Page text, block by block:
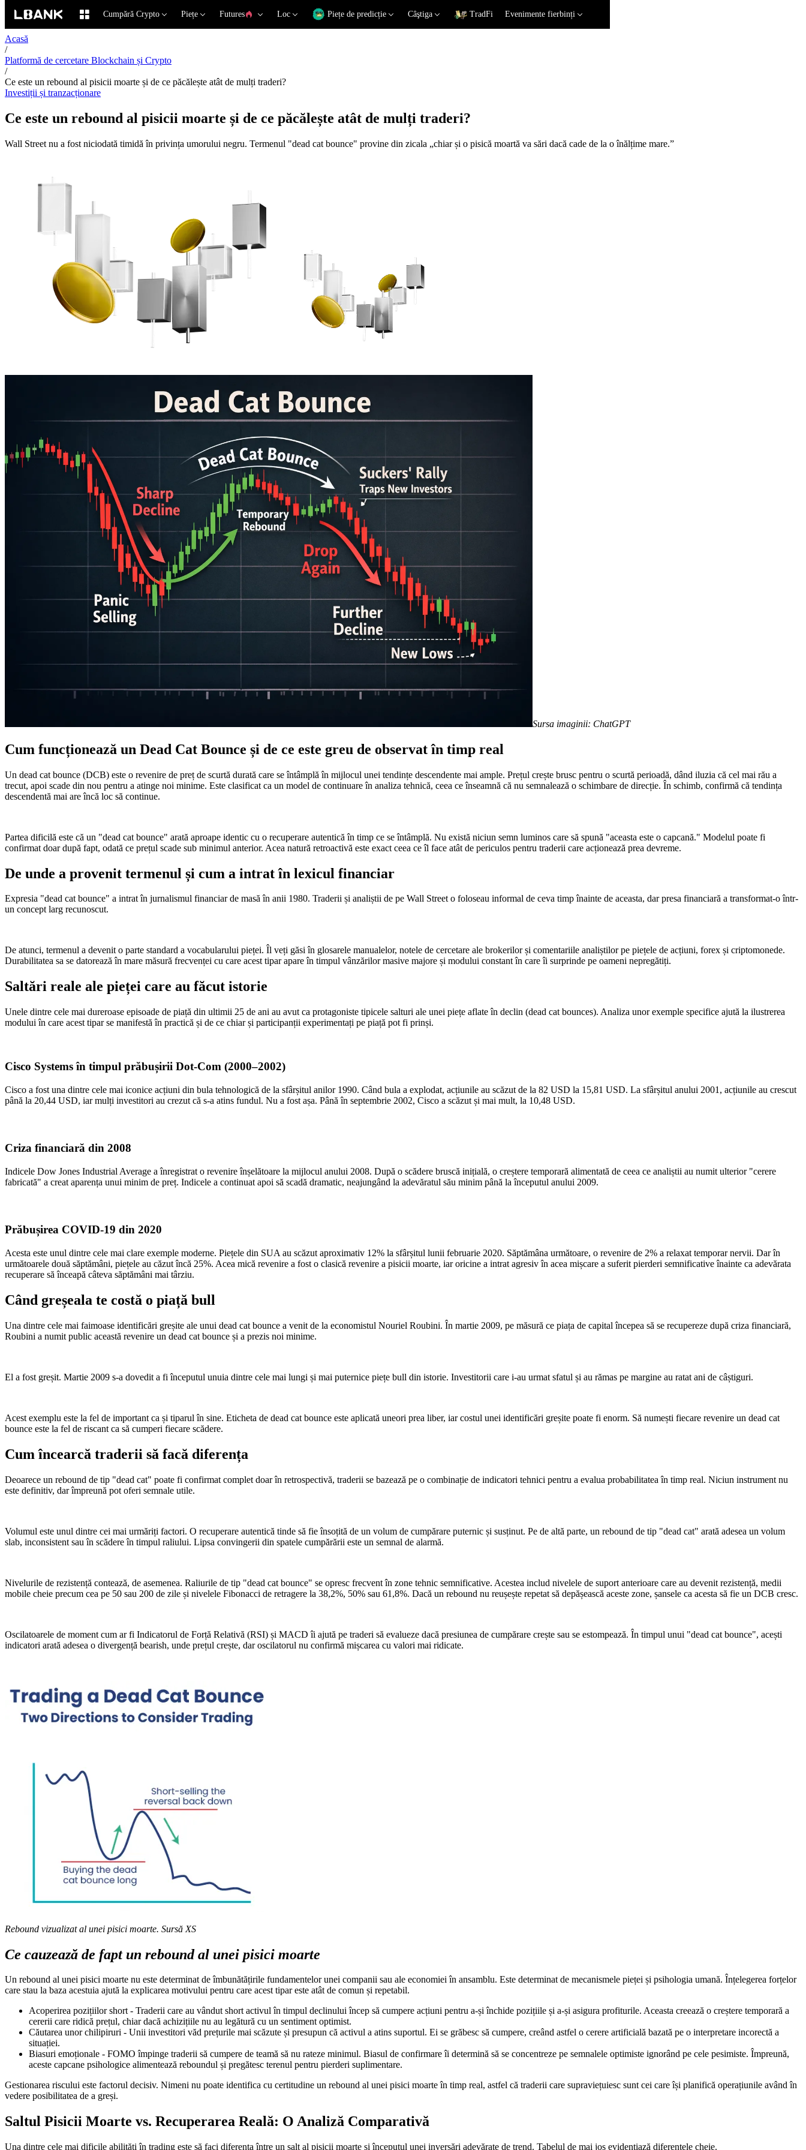
Cumpără Crypto Piețe Futures Loc Piețe de predicție Câştiga TradFi Evenimente fierbinți
Acasă
/
Platformă de cercetare Blockchain și Crypto
/
Ce este un rebound al pisicii moarte și de ce păcălește atât de mulți traderi?
Investiții și tranzacționare
Ce este un rebound al pisicii moarte și de ce păcălește atât de mulți traderi?
Wall Street nu a fost niciodată timidă în privința umorului negru. Termenul "dead cat bounce" provine din zicala „chiar și o pisică moartă va sări dacă cade de la o înălțime mare.”
Sursa imaginii: ChatGPT
Cum funcționează un Dead Cat Bounce și de ce este greu de observat în timp real
Un dead cat bounce (DCB) este o revenire de preț de scurtă durată care se întâmplă în mijlocul unei tendințe descendente mai ample. Prețul crește brusc pentru o scurtă perioadă, dând iluzia că cel mai rău a
trecut, apoi scade din nou pentru a atinge noi minime. Este clasificat ca un model de continuare în analiza tehnică, ceea ce înseamnă că nu semnalează o schimbare de direcție. În schimb, confirmă că tendința
descendentă mai are încă loc să continue.
Partea dificilă este că un "dead cat bounce" arată aproape identic cu o recuperare autentică în timp ce se întâmplă. Nu există niciun semn luminos care să spună "aceasta este o capcană." Modelul poate fi
confirmat doar după fapt, odată ce prețul scade sub minimul anterior. Acea natură retroactivă este exact ceea ce îl face atât de periculos pentru traderii care acționează prea devreme.
De unde a provenit termenul și cum a intrat în lexicul financiar
Expresia "dead cat bounce" a intrat în jurnalismul financiar de masă în anii 1980. Traderii și analiștii de pe Wall Street o foloseau informal de ceva timp înainte de aceasta, dar presa financiară a transformat-o într-
un concept larg recunoscut.
De atunci, termenul a devenit o parte standard a vocabularului pieței. Îl veți găsi în glosarele manualelor, notele de cercetare ale brokerilor și comentariile analiștilor pe piețele de acțiuni, forex și criptomonede.
Durabilitatea sa se datorează în mare măsură frecvenței cu care acest tipar apare în timpul vânzărilor masive majore și modului constant în care îi surprinde pe oameni nepregătiți.
Saltări reale ale pieței care au făcut istorie
Unele dintre cele mai dureroase episoade de piață din ultimii 25 de ani au avut ca protagoniste tipicele salturi ale unei piețe aflate în declin (dead cat bounces). Analiza unor exemple specifice ajută la ilustrerea
modului în care acest tipar se manifestă în practică și de ce chiar și participanții experimentați pe piață pot fi prinși.
Cisco Systems în timpul prăbușirii Dot-Com (2000–2002)
Cisco a fost una dintre cele mai iconice acțiuni din bula tehnologică de la sfârșitul anilor 1990. Când bula a explodat, acțiunile au scăzut de la 82 USD la 15,81 USD. La sfârșitul anului 2001, acțiunile au crescut
până la 20,44 USD, iar mulți investitori au crezut că s-a atins fundul. Nu a fost așa. Până în septembrie 2002, Cisco a scăzut și mai mult, la 10,48 USD.
Criza financiară din 2008
Indicele Dow Jones Industrial Average a înregistrat o revenire înșelătoare la mijlocul anului 2008. După o scădere bruscă inițială, o creștere temporară alimentată de ceea ce analiștii au numit ulterior "cerere
fabricată" a creat aparența unui minim de preț. Indicele a continuat apoi să scadă dramatic, neajungând la adevăratul său minim până la începutul anului 2009.
Prăbușirea COVID-19 din 2020
Acesta este unul dintre cele mai clare exemple moderne. Piețele din SUA au scăzut aproximativ 12% la sfârșitul lunii februarie 2020. Săptămâna următoare, o revenire de 2% a relaxat temporar nervii. Dar în
următoarele două săptămâni, piețele au căzut încă 25%. Acea mică revenire a fost o clasică revenire a pisicii moarte, iar oricine a intrat agresiv în acea mișcare a suferit pierderi semnificative înainte ca adevărata
recuperare să înceapă câteva săptămâni mai târziu.
Când greșeala te costă o piață bull
Una dintre cele mai faimoase identificări greșite ale unui dead cat bounce a venit de la economistul Nouriel Roubini. În martie 2009, pe măsură ce piața de capital începea să se recupereze după criza financiară,
Roubini a numit public această revenire un dead cat bounce și a prezis noi minime.
El a fost greșit. Martie 2009 s-a dovedit a fi începutul unuia dintre cele mai lungi și mai puternice piețe bull din istorie. Investitorii care i-au urmat sfatul și au rămas pe margine au ratat ani de câștiguri.
Acest exemplu este la fel de important ca și tiparul în sine. Eticheta de dead cat bounce este aplicată uneori prea liber, iar costul unei identificări greșite poate fi enorm. Să numești fiecare revenire un dead cat
bounce este la fel de riscant ca să cumperi fiecare scădere.
Cum încearcă traderii să facă diferența
Deoarece un rebound de tip "dead cat" poate fi confirmat complet doar în retrospectivă, traderii se bazează pe o combinație de indicatori tehnici pentru a evalua probabilitatea în timp real. Niciun instrument nu
este definitiv, dar împreună pot oferi semnale utile.
Volumul este unul dintre cei mai urmăriți factori. O recuperare autentică tinde să fie însoțită de un volum de cumpărare puternic și susținut. Pe de altă parte, un rebound de tip "dead cat" arată adesea un volum
slab, inconsistent sau în scădere în timpul raliului. Lipsa convingerii din spatele cumpărării este un semnal de alarmă.
Nivelurile de rezistență contează, de asemenea. Raliurile de tip "dead cat bounce" se opresc frecvent în zone tehnic semnificative. Acestea includ nivelele de suport anterioare care au devenit rezistență, medii
mobile cheie precum cea pe 50 sau 200 de zile și nivelele Fibonacci de retragere la 38,2%, 50% sau 61,8%. Dacă un rebound nu reușește repetat să depășească aceste zone, șansele ca acesta să fie un DCB cresc.
Oscilatoarele de moment cum ar fi Indicatorul de Forță Relativă (RSI) și MACD îi ajută pe traderi să evalueze dacă presiunea de cumpărare crește sau se estompează. În timpul unui "dead cat bounce", acești
indicatori arată adesea o divergență bearish, unde prețul crește, dar oscilatorul nu confirmă mișcarea cu valori mai ridicate.
Rebound vizualizat al unei pisici moarte. Sursă XS
Ce cauzează de fapt un rebound al unei pisici moarte
Un rebound al unei pisici moarte nu este determinat de îmbunătățirile fundamentelor unei companii sau ale economiei în ansamblu. Este determinat de mecanismele pieței și psihologia umană. Înțelegerea forțelor
care stau la baza acestuia ajută la explicarea motivului pentru care acest tipar este atât de comun și repetabil.
Acoperirea pozițiilor short - Traderii care au vândut short activul în timpul declinului încep să cumpere acțiuni pentru a-și închide pozițiile și a-și asigura profiturile. Aceasta creează o creștere temporară a
cererii care ridică prețul, chiar dacă achizițiile nu au legătură cu un sentiment optimist.
Căutarea unor chilipiruri - Unii investitori văd prețurile mai scăzute și presupun că activul a atins suportul. Ei se grăbesc să cumpere, creând astfel o cerere artificială bazată pe o interpretare incorectă a
situației.
Biasuri emoționale - FOMO împinge traderii să cumpere de teamă să nu rateze minimul. Biasul de confirmare îi determină să se concentreze pe semnalele optimiste ignorând pe cele pesimiste. Împreună,
aceste capcane psihologice alimentează reboundul și pregătesc terenul pentru pierderi suplimentare.
Gestionarea riscului este factorul decisiv. Nimeni nu poate identifica cu certitudine un rebound al unei pisici moarte în timp real, astfel că traderii care supraviețuiesc sunt cei care își planifică operațiunile având în
vedere posibilitatea de a greși.
Saltul Pisicii Moarte vs. Recuperarea Reală: O Analiză Comparativă
Una dintre cele mai dificile abilități în trading este să faci diferența între un salt al pisicii moarte și începutul unei inversări adevărate de trend. Tabelul de mai jos evidențiază diferențele cheie.